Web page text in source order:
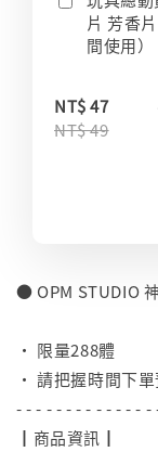
片 芳香
間使用）
NT$ 47
NT$ 49
● OPM STUDIO
• 限量288體
• 請把握時間下
- - - - - - - - - - - - - -
┃商品資訊┃